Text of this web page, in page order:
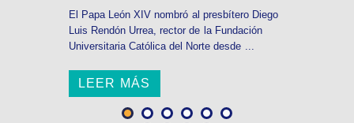
El Papa León XIV nombró al presbítero Diego
Luis Rendón Urrea, rector de la Fundación
Universitaria Católica del Norte desde ...
LEER MÁS